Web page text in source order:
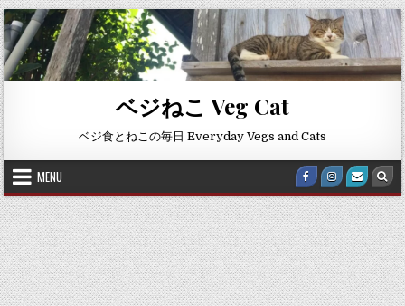
Skip to content
ベジねこ Veg Cat
ベジ食とねこの毎日 Everyday Vegs and Cats
MENU Facebook
Instagram
Email